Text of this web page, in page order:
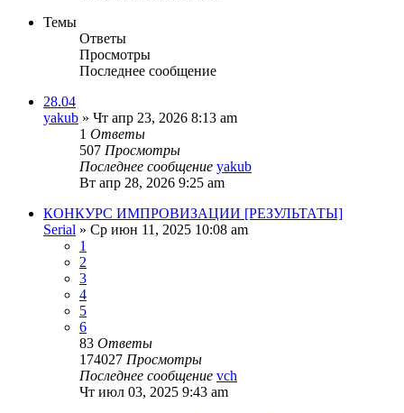
Темы
Ответы
Просмотры
Последнее сообщение
28.04
yakub » Чт апр 23, 2026 8:13 am
1 Ответы
507 Просмотры
Последнее сообщение yakub
Вт апр 28, 2026 9:25 am
КОНКУРС ИМПРОВИЗАЦИИ [РЕЗУЛЬТАТЫ]
Serial » Ср июн 11, 2025 10:08 am
1
2
3
4
5
6
83 Ответы
174027 Просмотры
Последнее сообщение vch
Чт июл 03, 2025 9:43 am